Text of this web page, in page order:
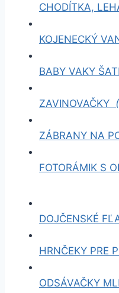
CHODÍTKA,
KOJENECKÝ
BABY VAKY
ZAVINOVAČKY
ZÁBRANY NA
FOTORÁMIK S
DOJČENSKÉ
HRNČEKY PRE
ODSÁVAČKY